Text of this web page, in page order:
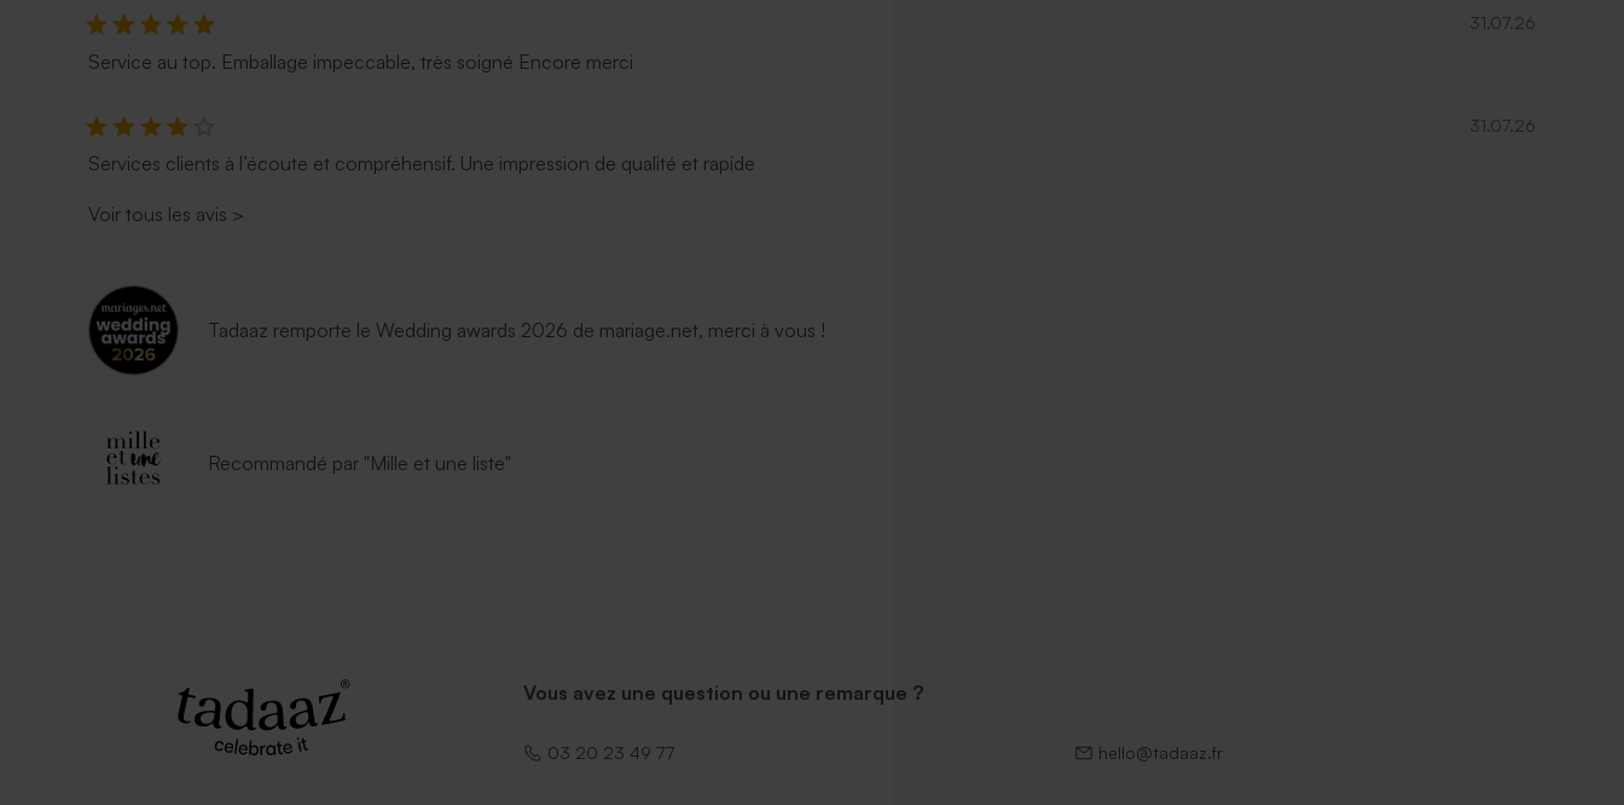
31.07.26
Service au top. Emballage impeccable, très soigné Encore merci
31.07.26
Services clients à l’écoute et compréhensif. Une impression de qualité et rapide
Voir tous les avis >
Tadaaz remporte le Wedding awards 2026 de mariage.net, merci à vous !
Recommandé par "Mille et une liste"
Vous avez une question ou une remarque ?
03 20 23 49 77 hello@tadaaz.fr